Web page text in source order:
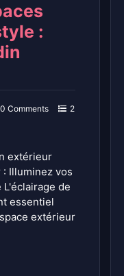
:
0 Comments
2
extérieur
Illuminez vos
de
essentiel
extérieur